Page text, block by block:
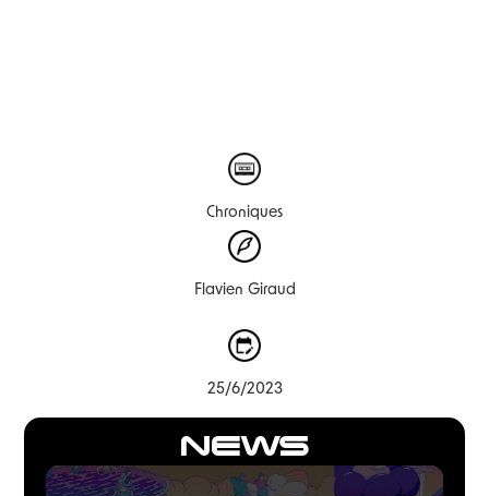
NEWS
Chroniques
Flavien Giraud
25/6/2023